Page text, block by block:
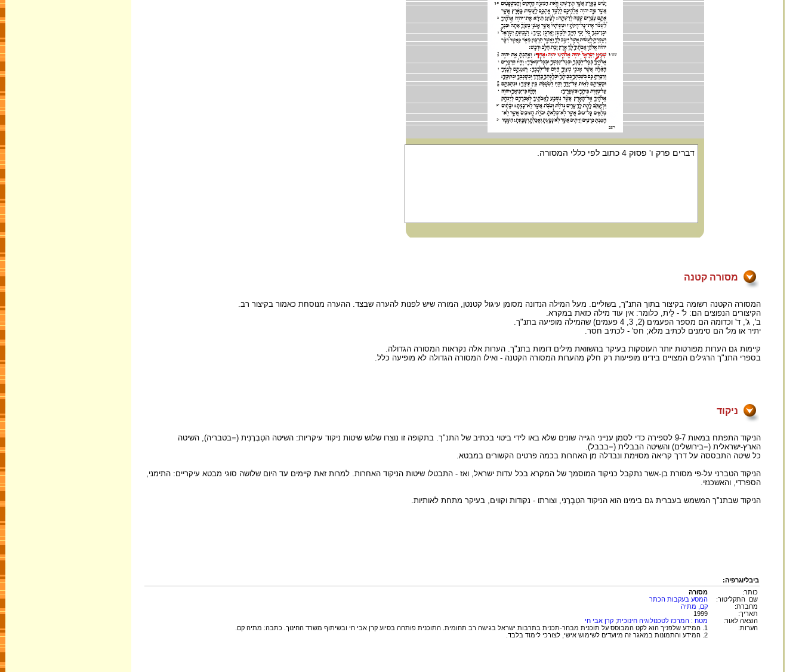
מסורה קטנה
המסורה הקטנה רשומה בקיצור בתוך התנ"ך, בשוליים. מעל המילה הנדונה מסומן עיגול קטנטן, המורה שיש לפנות להערה שבצד. ההערה מנוסחת כאמור בקיצור רב.
הקיצורים הנפוצים הם: ל' - לֵית, כלומר: אין עוד מילה כזאת במקרא.
ב', ג', ד' וכדומה הם מספר הפעמים (2, 3, 4 פעמים) שהמילה מופיעה בתנ"ך.
יתיר או מל' הם סימנים לכתיב מלא; חס' - לכתיב חסר.
קיימות גם הערות מפורטות יותר העוסקות בעיקר בהשוואת מילים דומות בתנ"ך. הערות אלה נקראות המסורה הגדולה.
בספרי התנ"ך הרגילים המצויים בידינו מופיעות רק חלק מהערות המסורה הקטנה - ואילו המסורה הגדולה לא מופיעה כלל.
ניקוד
הניקוד התפתח במאות 9-7 לספירה כדי לסמן ענייני הגייה שונים שלא באו לידי ביטוי בכתיב של התנ"ך. בתקופה זו נוצרו שלוש שיטות ניקוד עיקריות: השיטה הטַבְרָנִית (=בטבריה), השיטה
הארץ-ישראלית (=בירושלים) והשיטה הבבלית (=בבבל).
כל שיטה התבססה על דרך קריאה מסוימת ונבדלה מן האחרות בכמה פרטים הקשורים במבטא.
הניקוד הטברני על-פי מסורת בן-אשר נתקבל כניקוד המוסמך של המקרא בכל עדות ישראל, ואז - התבטלו שיטות הניקוד האחרות. למרות זאת קיימים עד היום שלושה סוגי מבטא עיקריים: התימני,
הספרדי, והאשכנזי.
הניקוד שבתנ"ך המשמש בעברית גם בימינו הוא הניקוד הטַבְרָנִי, וצורתו - נקודות וקווים, בעיקר מתחת לאותיות.
ביבליוגרפיה:
כותר:
מסורה
שם התקליטור:
המסע בעקבות הכתר
מחברת:
קם, מתיה
תאריך:
1999
הוצאה לאור:
מטח : המרכז לטכנולוגיה חינוכית; קרן אבי חי
הערות:
1. המידע שלפניך הוא לקט המבוסס על תוכנית מבחר-תכנית בתרבות ישראל בגישה רב תחומית. התוכנית פותחה בסיוע קרן אבי חי ובשיתוף משרד החינוך. כתבה: מתיה קם.
2. המידע והתמונות במאגר זה מיועדים לשימוש אישי, לצורכי לימוד בלבד.